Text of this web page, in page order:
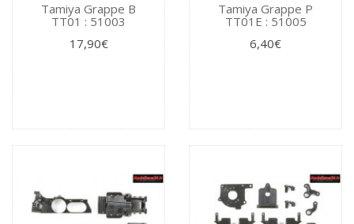
Tamiya Grappe B
TT01 : 51003
17,90€
Tamiya Grappe P
TT01E : 51005
6,40€